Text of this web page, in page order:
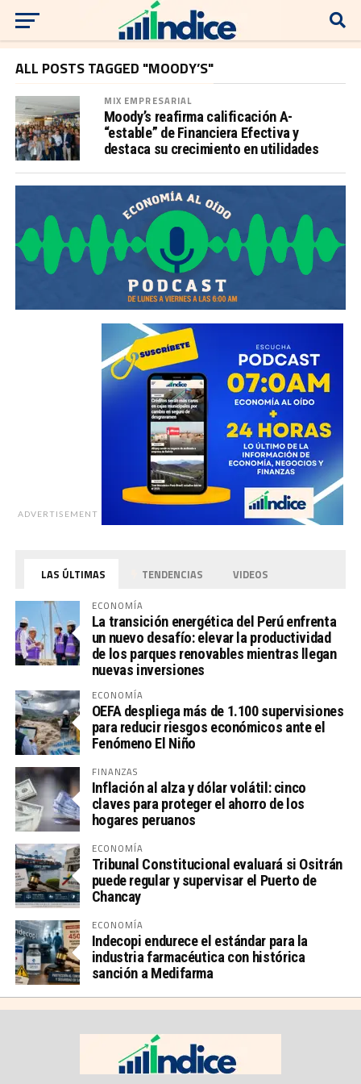
ALL POSTS TAGGED "MOODY’S"
MIX EMPRESARIAL
Moody’s reafirma calificación A-
“estable” de Financiera Efectiva y
destaca su crecimiento en utilidades
ADVERTISEMENT
LAS ÚLTIMAS TENDENCIAS VIDEOS
ECONOMÍA
La transición energética del Perú enfrenta
un nuevo desafío: elevar la productividad
de los parques renovables mientras llegan
nuevas inversiones
ECONOMÍA
OEFA despliega más de 1.100 supervisiones
para reducir riesgos económicos ante el
Fenómeno El Niño
FINANZAS
Inflación al alza y dólar volátil: cinco
claves para proteger el ahorro de los
hogares peruanos
ECONOMÍA
Tribunal Constitucional evaluará si Ositrán
puede regular y supervisar el Puerto de
Chancay
ECONOMÍA
Indecopi endurece el estándar para la
industria farmacéutica con histórica
sanción a Medifarma